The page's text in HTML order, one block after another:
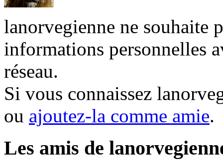
lanorvegienne ne souhaite
informations personnelles
réseau.
Si vous connaissez
ou ajoutez-la comme amie.
Les amis de